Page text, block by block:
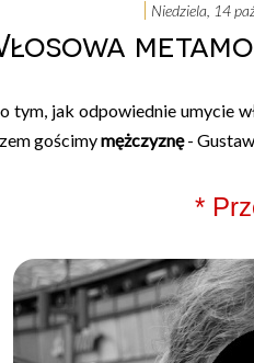
niedziela, 14
tym, jak odpowiednie umycie
gościmymężczyznę-
*